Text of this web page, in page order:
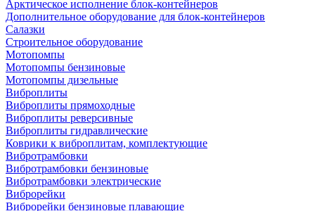
Арктическое исполнение блок-контейнеров
Дополнительное оборудование для блок-контейнеров
Салазки
Строительное оборудование
Мотопомпы
Мотопомпы бензиновые
Мотопомпы дизельные
Виброплиты
Виброплиты прямоходные
Виброплиты реверсивные
Виброплиты гидравлические
Коврики к виброплитам, комплектующие
Вибротрамбовки
Вибротрамбовки бензиновые
Вибротрамбовки электрические
Виброрейки
Виброрейки бензиновые плавающие